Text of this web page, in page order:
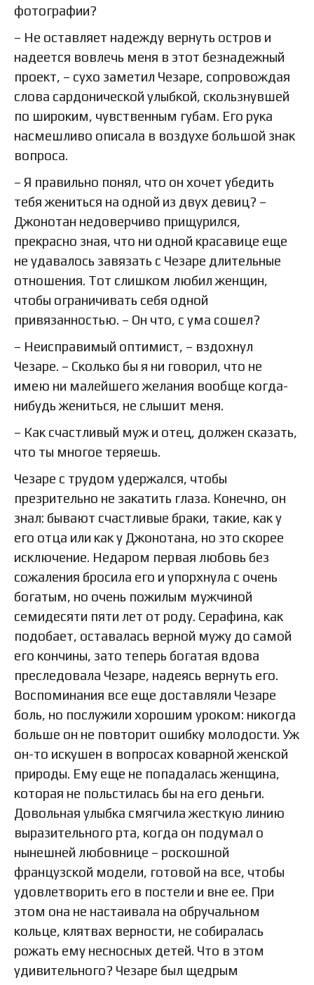
фотографии?
– Не оставляет надежду вернуть остров и
надеется вовлечь меня в этот безнадежный
проект, – сухо заметил Чезаре, сопровождая
слова сардонической улыбкой, скользнувшей
по широким, чувственным губам. Его рука
насмешливо описала в воздухе большой знак
вопроса.
– Я правильно понял, что он хочет убедить
тебя жениться на одной из двух девиц? –
Джонотан недоверчиво прищурился,
прекрасно зная, что ни одной красавице еще
не удавалось завязать с Чезаре длительные
отношения. Тот слишком любил женщин,
чтобы ограничивать себя одной
привязанностью. – Он что, с ума сошел?
– Неисправимый оптимист, – вздохнул
Чезаре. – Сколько бы я ни говорил, что не
имею ни малейшего желания вообще когда-
нибудь жениться, не слышит меня.
– Как счастливый муж и отец, должен сказать,
что ты многое теряешь.
Чезаре с трудом удержался, чтобы
презрительно не закатить глаза. Конечно, он
знал: бывают счастливые браки, такие, как у
его отца или как у Джонотана, но это скорее
исключение. Недаром первая любовь без
сожаления бросила его и упорхнула с очень
богатым, но очень пожилым мужчиной
семидесяти пяти лет от роду. Серафина, как
подобает, оставалась верной мужу до самой
его кончины, зато теперь богатая вдова
преследовала Чезаре, надеясь вернуть его.
Воспоминания все еще доставляли Чезаре
боль, но послужили хорошим уроком: никогда
больше он не повторит ошибку молодости. Уж
он-то искушен в вопросах коварной женской
природы. Ему еще не попадалась женщина,
которая не польстилась бы на его деньги.
Довольная улыбка смягчила жесткую линию
выразительного рта, когда он подумал о
нынешней любовнице – роскошной
французской модели, готовой на все, чтобы
удовлетворить его в постели и вне ее. При
этом она не настаивала на обручальном
кольце, клятвах верности, не собиралась
рожать ему несносных детей. Что в этом
удивительного? Чезаре был щедрым